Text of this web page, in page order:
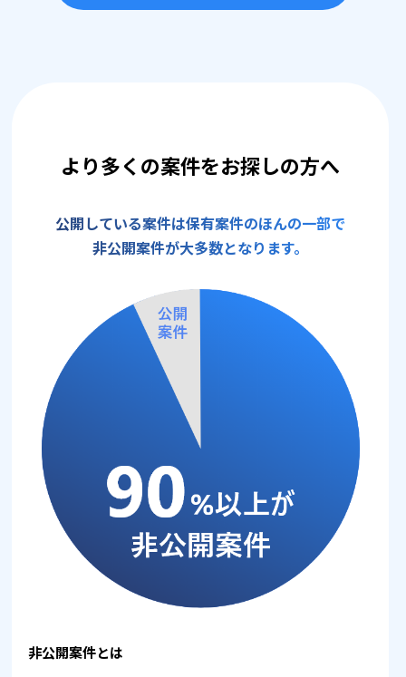
より多くの案件をお探しの方へ
公開している案件は保有案件のほんの一部で
非公開案件が大多数となります。
非公開案件とは